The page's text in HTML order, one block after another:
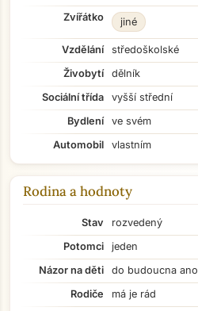
Zvířátko
jiné
Vzdělání
středoškolské
Živobytí
dělník
Sociální třída
vyšší střední
Bydlení
ve svém
Automobil
vlastním
Rodina a hodnoty
Stav
rozvedený
Potomci
jeden
Názor na děti
do budoucna ano
Rodiče
má je rád